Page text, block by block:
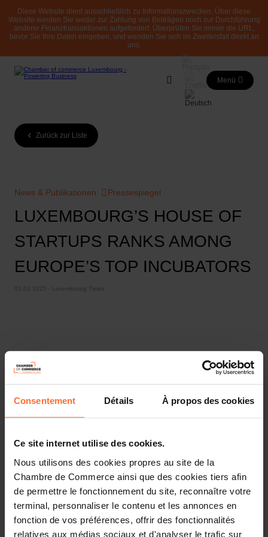
Consentement Détails À propos des cookies
Ce site internet utilise des cookies.
Nous utilisons des cookies propres au site de la
Chambre de Commerce ainsi que des cookies tiers afin
de permettre le fonctionnement du site, reconnaître votre
terminal, personnaliser le contenu et les annonces en
fonction de vos préférences, offrir des fonctionnalités
relatives aux médias sociaux et d'analyser le trafic sur
Diese Website dient ausschließlich zu Informationszwecken. Über diese
Website werden Sie weder zur Zahlung von Beiträgen noch zur Durchführung
anderer Finanztransaktionen aufgefordert. Überprüfen Sie immer die URL,
bevor Sie Ihre Daten eingeben, und wenden Sie sich im Zweifelsfall direkt an
uns.
Menü
Zurück zur Liste
News & Publikationen Pressespiegel
LUXEMBOURG’S HOUSE OF
STARTUPS RANKS AMONG
EUROPE’S TOP INCUBATORS
03.03.2025 - Luxembourg Times
Pressespiegel
Diesen Artikel teilen